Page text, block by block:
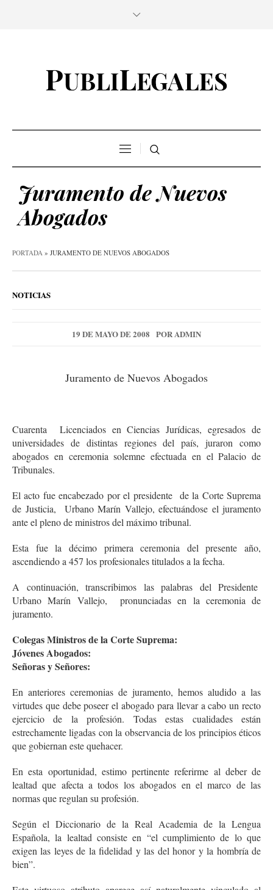
Juramento de Nuevos
Abogados
PORTADA » JURAMENTO DE NUEVOS ABOGADOS
NOTICIAS
19 DE MAYO DE 2008 POR ADMIN
Juramento de Nuevos Abogados
Cuarenta Licenciados en Ciencias Jurídicas, egresados de
universidades de distintas regiones del país, juraron como
abogados en ceremonia solemne efectuada en el Palacio de
Tribunales.
El acto fue encabezado por el presidente de la Corte Suprema
de Justicia, Urbano Marín Vallejo, efectuándose el juramento
ante el pleno de ministros del máximo tribunal.
Esta fue la décimo primera ceremonia del presente año,
ascendiendo a 457 los profesionales titulados a la fecha.
A continuación, transcribimos las palabras del Presidente
Urbano Marín Vallejo, pronunciadas en la ceremonia de
juramento.
Colegas Ministros de la Corte Suprema:
Jóvenes Abogados:
Señoras y Señores:
En anteriores ceremonias de juramento, hemos aludido a las
virtudes que debe poseer el abogado para llevar a cabo un recto
ejercicio de la profesión. Todas estas cualidades están
estrechamente ligadas con la observancia de los principios éticos
que gobiernan este quehacer.
En esta oportunidad, estimo pertinente referirme al deber de
lealtad que afecta a todos los abogados en el marco de las
normas que regulan su profesión.
Según el Diccionario de la Real Academia de la Lengua
Española, la lealtad consiste en “el cumplimiento de lo que
exigen las leyes de la fidelidad y las del honor y la hombría de
bien”.